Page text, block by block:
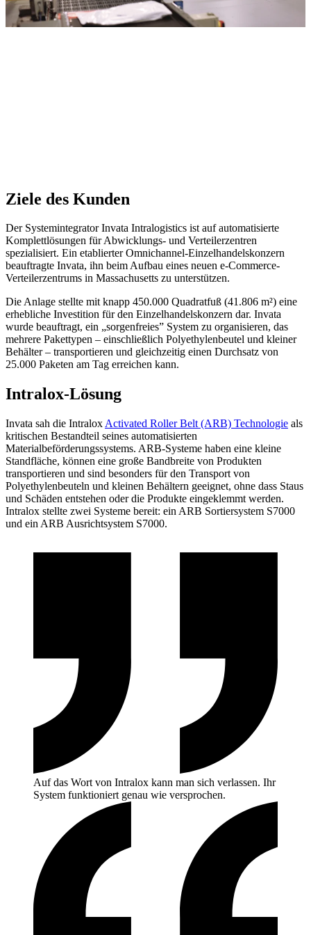
Ziele des Kunden
Der Systemintegrator Invata Intralogistics ist auf automatisierte
Komplettlösungen für Abwicklungs- und Verteilerzentren
spezialisiert. Ein etablierter Omnichannel-Einzelhandelskonzern
beauftragte Invata, ihn beim Aufbau eines neuen e-Commerce-
Verteilerzentrums in Massachusetts zu unterstützen.
Die Anlage stellte mit knapp 450.000 Quadratfuß (41.806 m²) eine
erhebliche Investition für den Einzelhandelskonzern dar. Invata
wurde beauftragt, ein „sorgenfreies” System zu organisieren, das
mehrere Pakettypen – einschließlich Polyethylenbeutel und kleiner
Behälter – transportieren und gleichzeitig einen Durchsatz von
25.000 Paketen am Tag erreichen kann.
Intralox-Lösung
Invata sah die Intralox Activated Roller Belt (ARB) Technologie als
kritischen Bestandteil seines automatisierten
Materialbeförderungssystems. ARB-Systeme haben eine kleine
Standfläche, können eine große Bandbreite von Produkten
transportieren und sind besonders für den Transport von
Polyethylenbeuteln und kleinen Behältern geeignet, ohne dass Staus
und Schäden entstehen oder die Produkte eingeklemmt werden.
Intralox stellte zwei Systeme bereit: ein ARB Sortiersystem S7000
und ein ARB Ausrichtsystem S7000.
Auf das Wort von Intralox kann man sich verlassen. Ihr
System funktioniert genau wie versprochen.